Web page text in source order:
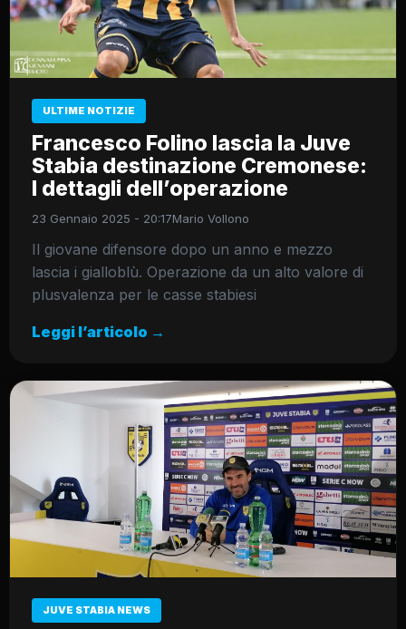
ULTIME NOTIZIE
Francesco Folino lascia la Juve
Stabia destinazione Cremonese:
I dettagli dell’operazione
23 Gennaio 2025 - 20:17Mario Vollono
Il giovane difensore dopo un anno e mezzo
lascia i gialloblù. Operazione da un alto valore di
plusvalenza per le casse stabiesi
Leggi l’articolo →
JUVE STABIA NEWS